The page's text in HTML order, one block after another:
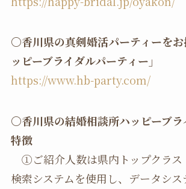
〇香川県の真剣婚活パーティーを
ッピーブライダルパーティー」
https://www.hb-party.com/
〇香川県の結婚相談所ハッピーブ
特徴
①ご紹介人数は県内トップクラス
検索システムを使用し、データシ